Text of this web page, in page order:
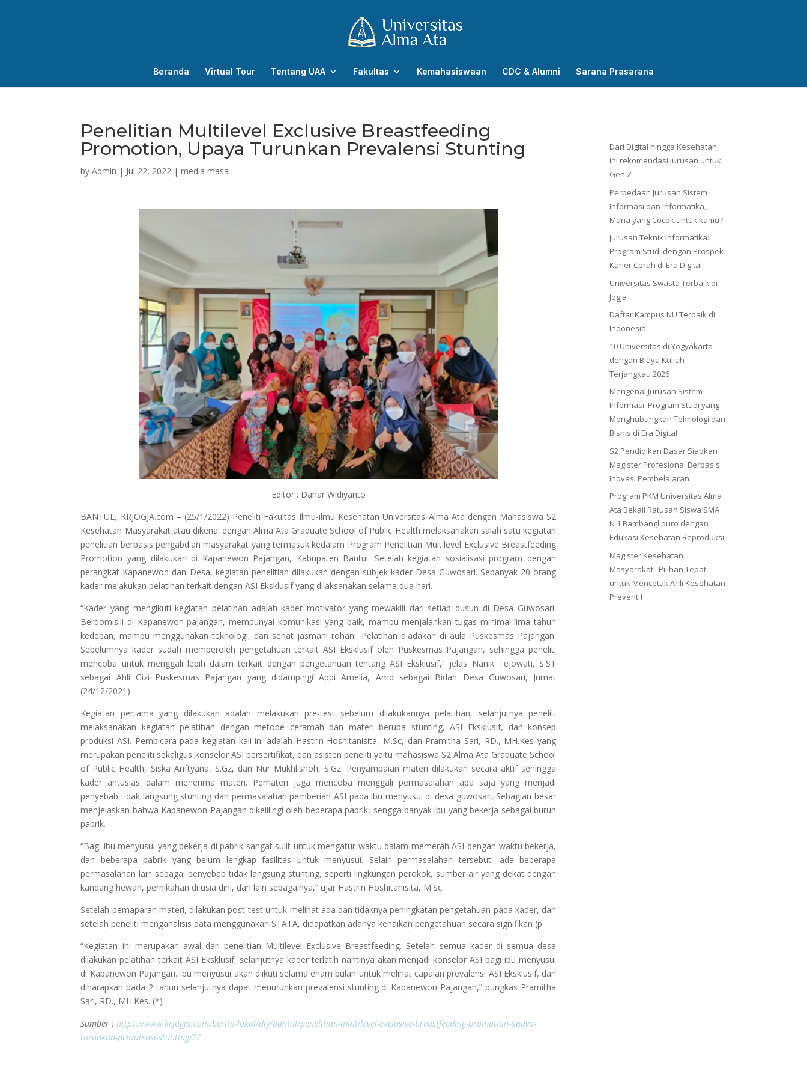
Beranda Virtual Tour Tentang UAA Fakultas Kemahasiswaan CDC & Alumni Sarana Prasarana
Penelitian Multilevel Exclusive Breastfeeding
Promotion, Upaya Turunkan Prevalensi Stunting
byAdmin | Jul 22, 2022 |media masa
Editor : Danar Widiyanto
BANTUL, KRJOGJA.com – (25/1/2022) Peneliti Fakultas Ilmu-ilmu Kesehatan Universitas Alma Ata dengan Mahasiswa S2
Kesehatan Masyarakat atau dikenal dengan Alma Ata Graduate School of Public Health melaksanakan salah satu kegiatan
penelitian berbasis pengabdian masyarakat yang termasuk kedalam Program Penelitian Multilevel Exclusive Breastfeeding
Promotion yang dilakukan di Kapanewon Pajangan, Kabupaten Bantul. Setelah kegiatan sosialisasi program dengan
perangkat Kapanewon dan Desa, kegiatan penelitian dilakukan dengan subjek kader Desa Guwosari. Sebanyak 20 orang
kader melakukan pelatihan terkait dengan ASI Eksklusif yang dilaksanakan selama dua hari.
“Kader yang mengikuti kegiatan pelatihan adalah kader motivator yang mewakili dari setiap dusun di Desa Guwosari.
Berdomisili di Kapanewon pajangan, mempunyai komunikasi yang baik, mampu menjalankan tugas minimal lima tahun
kedepan, mampu menggunakan teknologi, dan sehat jasmani rohani. Pelatihan diadakan di aula Puskesmas Pajangan.
Sebelumnya kader sudah memperoleh pengetahuan terkait ASI Eksklusif oleh Puskesmas Pajangan, sehingga peneliti
mencoba untuk menggali lebih dalam terkait dengan pengetahuan tentang ASI Eksklusif,” jelas Nanik Tejowati, S.ST
sebagai Ahli Gizi Puskesmas Pajangan yang didampingi Appi Amelia, Amd sebagai Bidan Desa Guwosari, Jumat
(24/12/2021).
Kegiatan pertama yang dilakukan adalah melakukan pre-test sebelum dilakukannya pelatihan, selanjutnya peneliti
melaksanakan kegiatan pelatihan dengan metode ceramah dan materi berupa stunting, ASI Eksklusif, dan konsep
produksi ASI. Pembicara pada kegiatan kali ini adalah Hastrin Hoshitanisita, M.Sc, dan Pramitha Sari, RD., MH.Kes yang
merupakan peneliti sekaligus konselor ASI bersertifikat, dan asisten peneliti yaitu mahasiswa S2 Alma Ata Graduate School
of Public Health, Siska Ariftyana, S.Gz, dan Nur Mukhlishoh, S.Gz. Penyampaian materi dilakukan secara aktif sehingga
kader antusias dalam menerima materi. Pemateri juga mencoba menggali permasalahan apa saja yang menjadi
penyebab tidak langsung stunting dan permasalahan pemberian ASI pada ibu menyusui di desa guwosari. Sebagian besar
menjelaskan bahwa Kapanewon Pajangan dikelilingi oleh beberapa pabrik, sengga banyak ibu yang bekerja sebagai buruh
pabrik.
“Bagi ibu menyusui yang bekerja di pabrik sangat sulit untuk mengatur waktu dalam memerah ASI dengan waktu bekerja,
dan beberapa pabrik yang belum lengkap fasilitas untuk menyusui. Selain permasalahan tersebut, ada beberapa
permasalahan lain sebagai penyebab tidak langsung stunting, seperti lingkungan perokok, sumber air yang dekat dengan
kandang hewan, pernikahan di usia dini, dan lain sebagainya,” ujar Hastrin Hoshitanisita, M.Sc.
Setelah pemaparan materi, dilakukan post-test untuk melihat ada dan tidaknya peningkatan pengetahuan pada kader, dan
setelah peneliti menganalisis data menggunakan STATA, didapatkan adanya kenaikan pengetahuan secara signifikan (p
“Kegiatan ini merupakan awal dari penelitian Multilevel Exclusive Breastfeeding. Setelah semua kader di semua desa
dilakukan pelatihan terkait ASI Eksklusif, selanjutnya kader terlatih nantinya akan menjadi konselor ASI bagi ibu menyusui
di Kapanewon Pajangan. Ibu menyusui akan diikuti selama enam bulan untuk melihat capaian prevalensi ASI Eksklusif, dan
diharapkan pada 2 tahun selanjutnya dapat menurunkan prevalensi stunting di Kapanewon Pajangan,” pungkas Pramitha
Sari, RD., MH.Kes. (*)
Sumber :https://www.krjogja.com/berita-lokal/diy/bantul/penelitian-multilevel-exclusive-breastfeeding-promotion-upaya-
turunkan-prevalensi-stunting/2/
Dari Digital hingga Kesehatan,
ini rekomendasi jurusan untuk
Gen Z
Perbedaan Jurusan Sistem
Informasi dan Informatika,
Mana yang Cocok untuk kamu?
Jurusan Teknik Informatika:
Program Studi dengan Prospek
Karier Cerah di Era Digital
Universitas Swasta Terbaik di
Jogja
Daftar Kampus NU Terbaik di
Indonesia
10 Universitas di Yogyakarta
dengan Biaya Kuliah
Terjangkau 2026
Mengenal Jurusan Sistem
Informasi: Program Studi yang
Menghubungkan Teknologi dan
Bisnis di Era Digital
S2 Pendidikan Dasar Siapkan
Magister Profesional Berbasis
Inovasi Pembelajaran
Program PKM Universitas Alma
Ata Bekali Ratusan Siswa SMA
N 1 Bambanglipuro dengan
Edukasi Kesehatan Reproduksi
Magister Kesehatan
Masyarakat : Pilihan Tepat
untuk Mencetak Ahli Kesehatan
Preventif